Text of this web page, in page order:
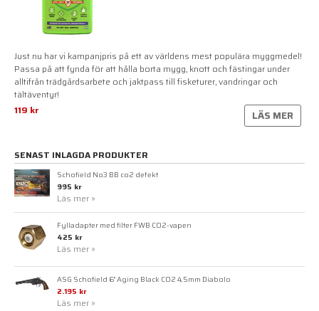
Just nu har vi kampanjpris på ett av världens mest populära myggmedel!
Passa på att fynda för att hålla borta mygg, knott och fästingar under
alltifrån trädgårdsarbete och jaktpass till fisketurer, vandringar och
tältäventyr!
119 kr
LÄS MER
SENAST INLAGDA PRODUKTER
Schofield No3 BB co2 defekt
995 kr
Läs mer »
Fylladapter med filter FWB CO2-vapen
425 kr
Läs mer »
ASG Schofield 6" Aging Black CO2 4,5mm Diabolo
2.195 kr
Läs mer »